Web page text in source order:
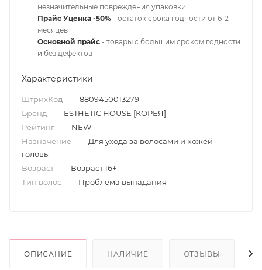
незначительные повреждения упаковки
Прайс Уценка -50% - остаток срока годности от 6-2
месяцев
Основной прайс - товары с большим сроком годности
и без дефектов
Характеристики
ШтрихКод — 8809450013279
Бренд — ESTHETIC HOUSE [КОРЕЯ]
Рейтинг — NEW
Назначение — Для ухода за волосами и кожей
головы
Возраст — Возраст 16+
Тип волос — Проблема выпадания
ОПИСАНИЕ НАЛИЧИЕ ОТЗЫВЫ